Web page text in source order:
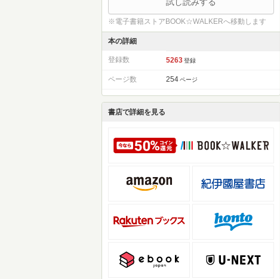
※電子書籍ストアBOOK☆WALKERへ移動します
本の詳細
登録数 5263 登録
ページ数 254 ページ
書店で詳細を見る